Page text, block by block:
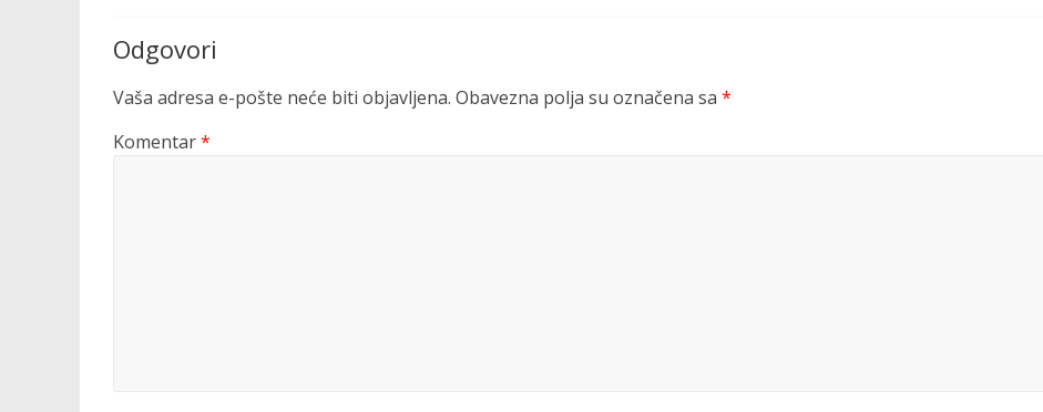
Odgovori
Vaša adresa e-pošte neće biti objavljena. Obavezna polja su označena sa *
Komentar*